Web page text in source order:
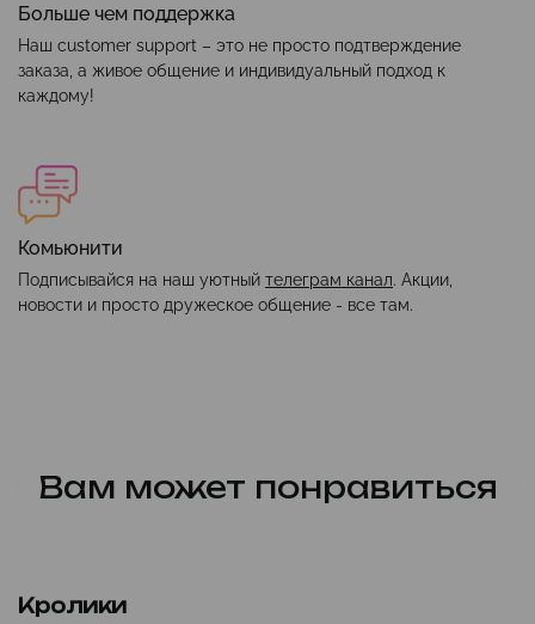
Больше чем поддержка
Наш customer support – это не просто подтверждение
заказа, а живое общение и индивидуальный подход к
каждому!
Комьюнити
Подписывайся на наш уютный телеграм канал. Акции,
новости и просто дружеское общение - все там.
Вам может понравиться
Кролики